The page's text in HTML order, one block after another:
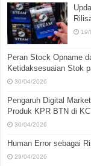
Peran Stock Opname
Ketidaksesuaian Stok
30/04/2026
Pengaruh Digital
Produk KPR BTN di
30/04/2026
Human Error sebagai
29/04/2026